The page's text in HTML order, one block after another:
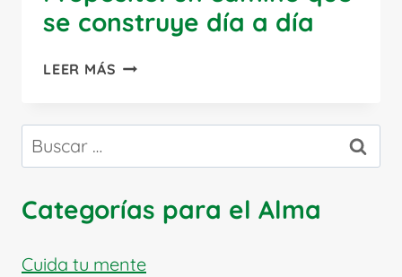
se construye día a día
LEER MÁS TRANSFORMACIÓN
UN
QUE
CONSTRUYE
A
Buscar:
Categorías para el Alma
Cuida tu mente